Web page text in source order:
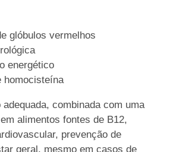
glóbulos vermelhos
energético
homocisteína
combinada com uma
alimentos fontes de B12,
prevenção de
geral, mesmo em casos de